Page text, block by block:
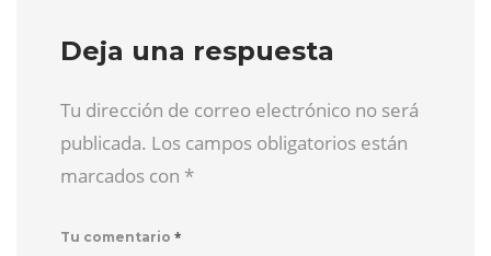
Deja una respuesta
Tu dirección de correo electrónico no será
publicada. Los campos obligatorios están
marcados con *
Tu comentario *